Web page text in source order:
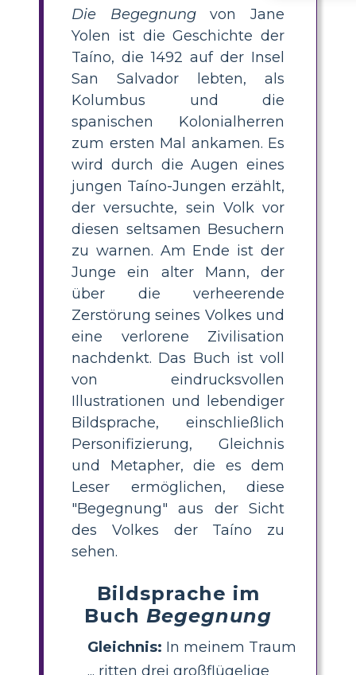
Die Begegnungvon Jane
Yolen ist die Geschichte der
Taíno, die 1492 auf der Insel
San Salvador lebten, als
Kolumbus und die
spanischen Kolonialherren
zum ersten Mal ankamen. Es
wird durch die Augen eines
jungen Taíno-Jungen erzählt,
der versuchte, sein Volk vor
diesen seltsamen Besuchern
zu warnen. Am Ende ist der
Junge ein alter Mann, der
über die verheerende
Zerstörung seines Volkes und
eine verlorene Zivilisation
nachdenkt. Das Buch ist voll
von eindrucksvollen
Illustrationen und lebendiger
Bildsprache, einschließlich
Personifizierung, Gleichnis
und Metapher, die es dem
Leser ermöglichen, diese
"Begegnung" aus der Sicht
des Volkes der Taíno zu
sehen.
Bildsprache im
Buch Begegnung
Gleichnis: In meinem Traum
... ritten drei großflügelige